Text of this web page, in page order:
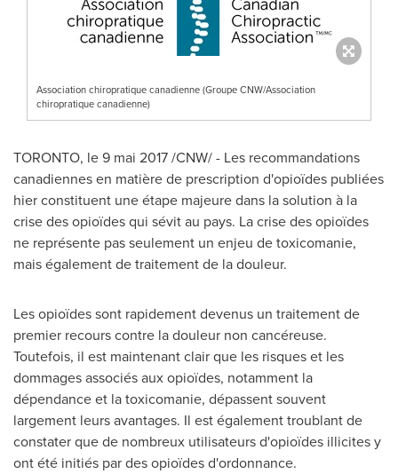
Association chiropratique canadienne (Groupe CNW/Association
chiropratique canadienne)
TORONTO, le 9 mai 2017 /CNW/ - Les recommandations
canadiennes en matière de prescription d'opioïdes publiées
hier constituent une étape majeure dans la solution à la
crise des opioïdes qui sévit au pays. La crise des opioïdes
ne représente pas seulement un enjeu de toxicomanie,
mais également de traitement de la douleur.
Les opioïdes sont rapidement devenus un traitement de
premier recours contre la douleur non cancéreuse.
Toutefois, il est maintenant clair que les risques et les
dommages associés aux opioïdes, notamment la
dépendance et la toxicomanie, dépassent souvent
largement leurs avantages. Il est également troublant de
constater que de nombreux utilisateurs d'opioïdes illicites y
ont été initiés par des opioïdes d'ordonnance.